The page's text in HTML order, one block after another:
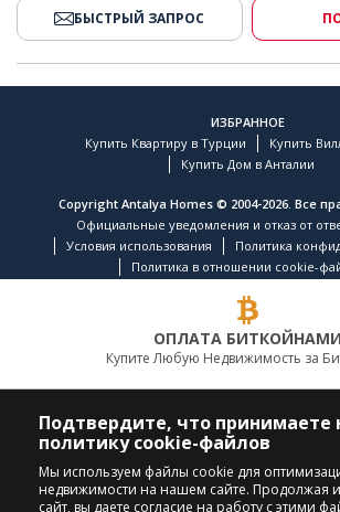
БЫСТРЫЙ ЗАПРОС
ИЗБРАННОЕ
Купить Квартиру в Турции
Купить
Купить Дом в Анталии
Copyright Antalya Homes © 2004-2026. Все
Официальные уведомления и отказ от
Условия использования
Политика
Политика в отношении cookie-
ОПЛАТА БИТКОЙНАМИ
Купите Любую Недвижимость за
ПОЗВОНИТЕ НАМ
+90 242 324 54 94
Подтвердите, что принимаете
политику cookie-файлов
Мы используем файлы cookie для
недвижимости на нашем сайте. Продолжая
сайт, вы даете согласие на работу с этими